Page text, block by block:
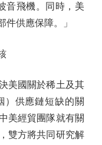
音飛機。同時，美
供應保障。」
國關於稀土及其
）供應鏈短缺的關
美經貿團隊就有關
雙方將共同研究解